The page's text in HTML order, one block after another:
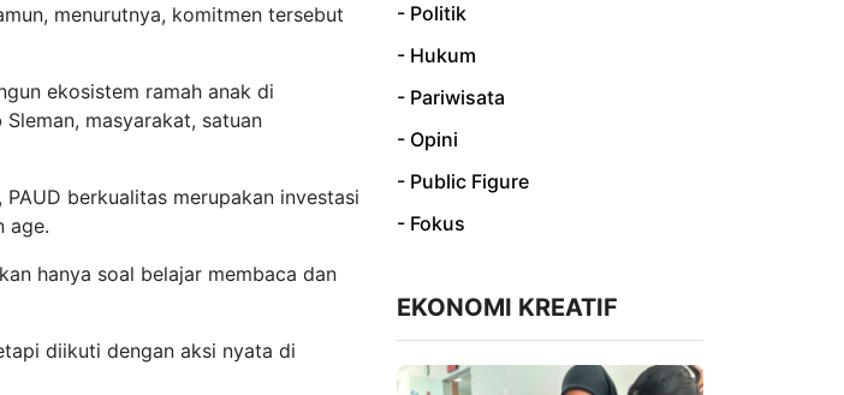
menurutnya, komitmen tersebut
ekosistem ramah anak di
masyarakat, satuan
berkualitas merupakan investasi
age.
hanya soal belajar membaca dan
diikuti dengan aksi nyata di
- Politik
- Hukum
- Pariwisata
- Opini
- Public Figure
- Fokus
EKONOMI KREATIF